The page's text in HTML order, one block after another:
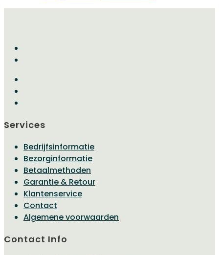
Services
Bedrijfsinformatie
Bezorginformatie
Betaalmethoden
Garantie & Retour
Klantenservice
Contact
Algemene voorwaarden
Contact Info